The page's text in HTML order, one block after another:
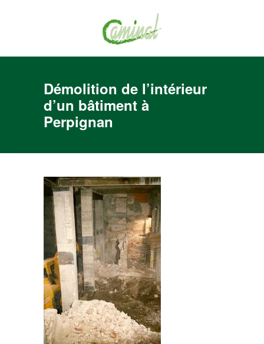
Démolition de l’intérieur
d’un bâtiment à
Perpignan